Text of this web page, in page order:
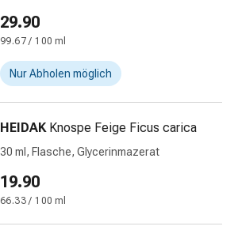
29.90
99.67 / 100 ml
Nur Abholen möglich
HEIDAK Knospe Feige Ficus carica
30 ml, Flasche, Glycerinmazerat
19.90
66.33 / 100 ml